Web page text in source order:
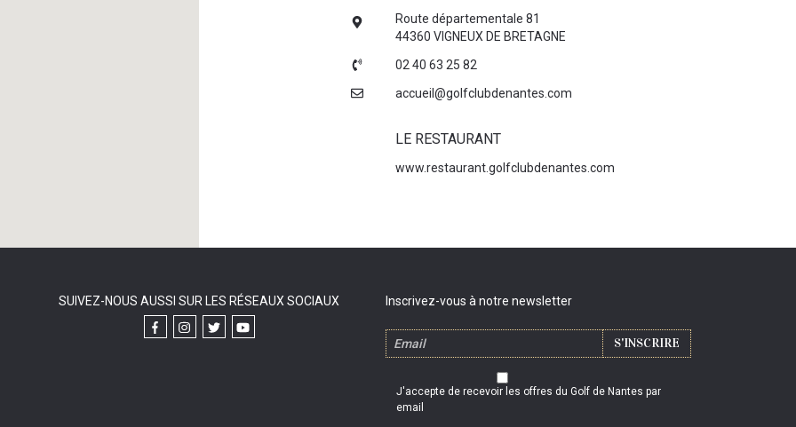
Route départementale 81
44360 VIGNEUX DE BRETAGNE
02 40 63 25 82
accueil@golfclubdenantes.com
LE RESTAURANT
www.restaurant.golfclubdenantes.com
SUIVEZ-NOUS AUSSI SUR LES RÉSEAUX SOCIAUX Inscrivez-vous à notre newsletter
J'accepte de recevoir les offres du Golf de Nantes par
email